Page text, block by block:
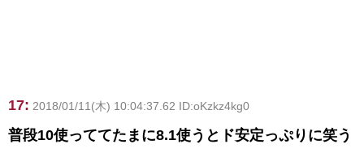
17: 2018/01/11(木) 10:04:37.62 ID:oKzkz4kg0
普段10使っててたまに8.1使うとド安定っぷりに笑う